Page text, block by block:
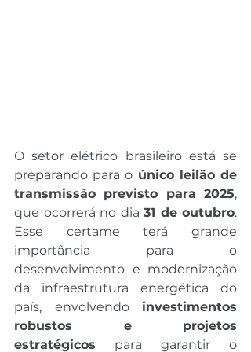
O setor elétrico brasileiro está se
preparando para o único leilão de
transmissão previsto para 2025,
que ocorrerá no dia 31 de outubro.
Esse certame terá grande
importância para o
desenvolvimento e modernização
da infraestrutura energética do
país, envolvendo investimentos
robustos e projetos
estratégicos para garantir o